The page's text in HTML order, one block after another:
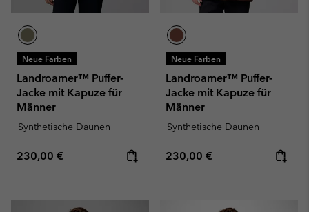
Neue Farben
Landroamer™ Puffer-
Jacke mit Kapuze für
Männer
Synthetische Daunen
Regular price:
230,00 €
Neue Farben
Landroamer™ Puffer-
Jacke mit Kapuze für
Männer
Synthetische Daunen
Regular price:
230,00 €